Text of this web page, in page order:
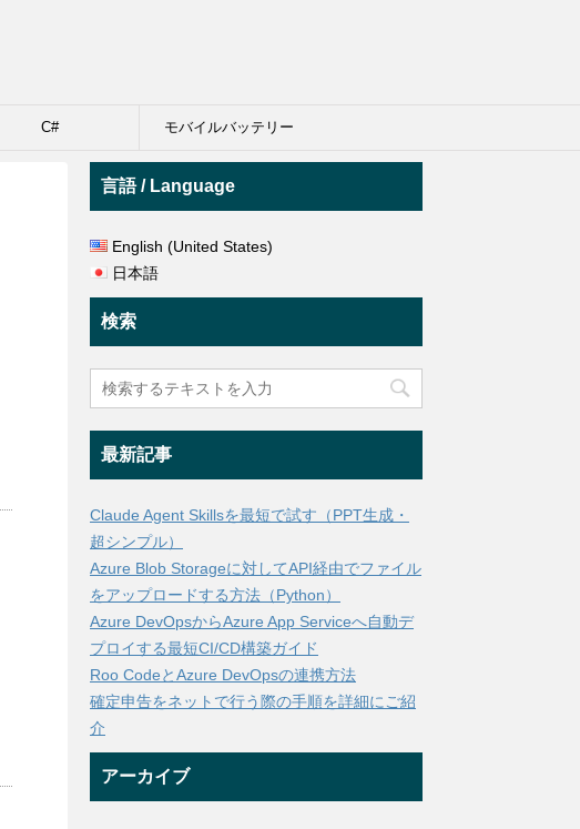
C# モバイルバッテリー
言語 / Language
English (United States)
日本語
検索
最新記事
Claude Agent Skillsを最短で試す（PPT生成・
超シンプル）
Azure Blob Storageに対してAPI経由でファイル
をアップロードする方法（Python）
Azure DevOpsからAzure App Serviceへ自動デ
プロイする最短CI/CD構築ガイド
Roo CodeとAzure DevOpsの連携方法
確定申告をネットで行う際の手順を詳細にご紹
介
アーカイブ